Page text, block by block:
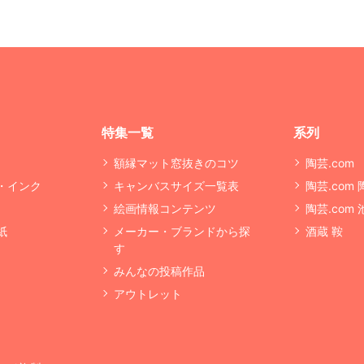
インク
特集一覧
額縁マット窓抜きのコツ
キャンバスサイズ一覧表
絵画情報コンテンツ
メーカー・ブランドから探
す
みんなの投稿作品
アウトレット
系列
陶芸.com
陶芸.com
陶芸.com
酒蔵 鞍